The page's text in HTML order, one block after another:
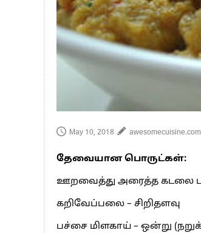
May 10, 2018 awesomecuisine.com
தேவையான பொருட்கள்:
ஊறவைத்து அரைத்த கடலை
கறிவேப்பலை – சிறிதளவு
பச்சை மிளகாய் – ஒன்று